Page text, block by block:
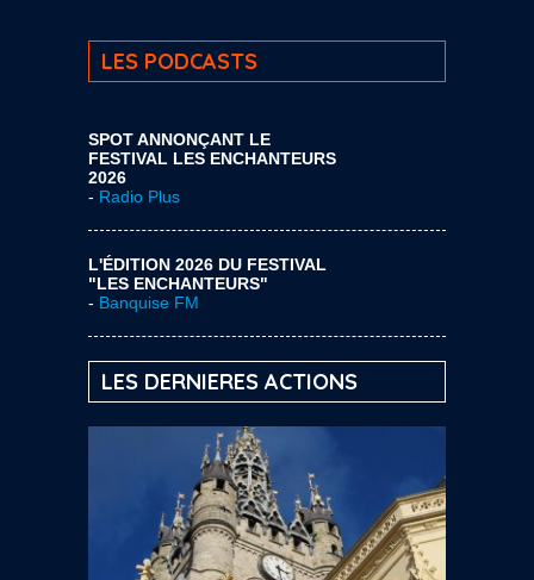
LES PODCASTS
SPOT ANNONÇANT LE
FESTIVAL LES ENCHANTEURS
2026
- Radio Plus
L'ÉDITION 2026 DU FESTIVAL
"LES ENCHANTEURS"
- Banquise FM
LES DERNIERES ACTIONS